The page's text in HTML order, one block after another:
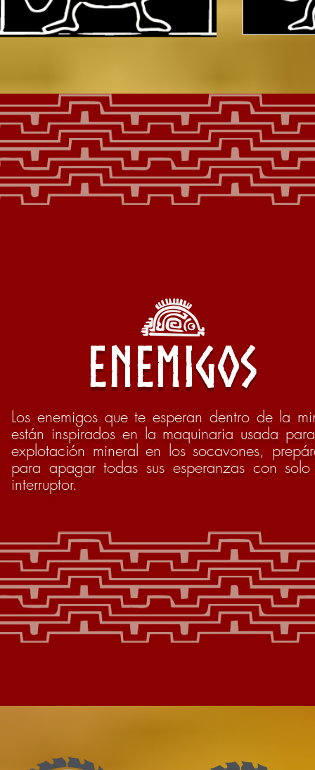
enemigos
Los enemigos que te esperan dentro de la
están inspirados en la maquinaria usada
explotación mineral en los socavones,
para apagar todas sus esperanzas con
interruptor.